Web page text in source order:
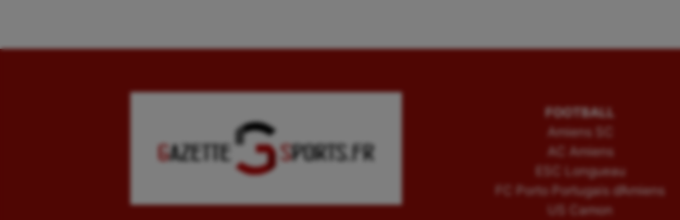
FOOTBALL
Amiens SC
AC Amiens
ESC Longueau
FC Porto Portugais d’Amiens
US Camon